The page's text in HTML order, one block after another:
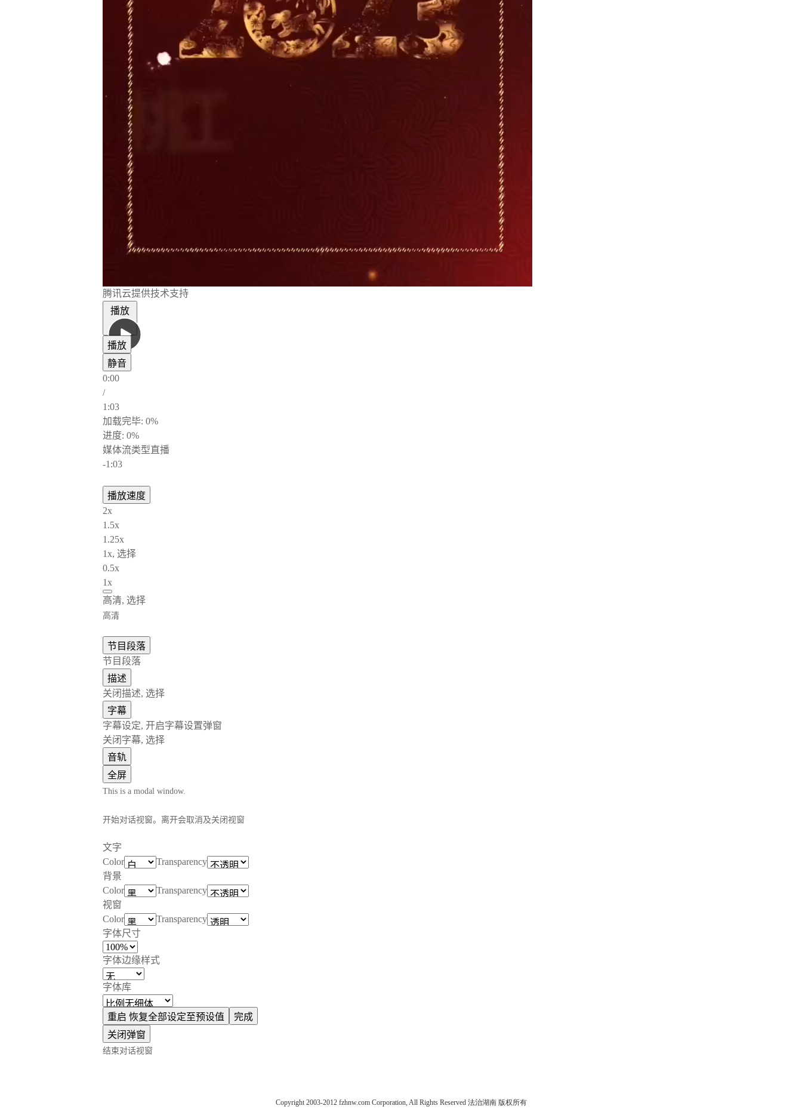
腾讯云提供技术支持
播放
播放
静音
0:00
/
1:03
加载完毕: 0%
进度: 0%
媒体流类型直播
-1:03
播放速度
2x
1.5x
1.25x
1x, 选择
0.5x
1x
高清, 选择
高清
节目段落
节目段落
描述
关闭描述, 选择
字幕
字幕设定, 开启字幕设置弹窗
关闭字幕, 选择
音轨
全屏
This is a modal window.
开始对话视窗。离开会取消及关闭视窗
文字
Color
Transparency
背景
Color
Transparency
视窗
Color
Transparency
字体尺寸
字体边缘样式
字体库
重启 恢复全部设定至预设值
完成
关闭弹窗
结束对话视窗
Copyright 2003-2012 fzhnw.com Corporation, All Rights Reserved 法治湖南 版权所有